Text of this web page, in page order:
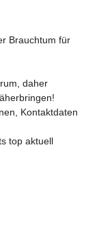
Brauchtum für
daher
Kontaktdaten
top aktuell